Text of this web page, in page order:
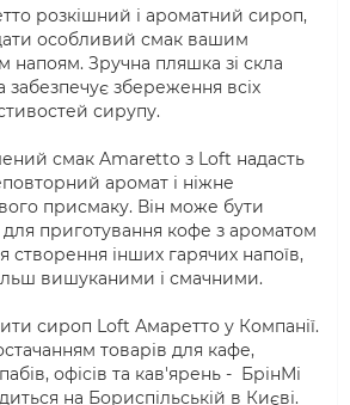
розкішний і ароматний сироп,
особливий смак вашим
напоям. Зручна пляшка зі скла
забезпечує збереження всіх
сирупу.
смак Amaretto з Loft надасть
аромат і ніжне
присмаку. Він може бути
приготування кофе з ароматом
створення інших гарячих напоїв,
вишуканими і смачними.
сироп Loft Амаретто у Компанії.
товарів для кафе,
офісів та кав'ярень - БрінМі
на Бориспільській в Києві.